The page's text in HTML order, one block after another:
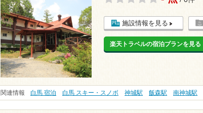
施設情報を見る
楽天トラベルの宿泊プランを見る
関連情報 白馬 宿泊 白馬 スキー・スノボ 神城駅 飯森駅 南神城駅